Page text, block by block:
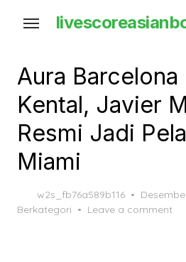
contentAura Barcelona
Kental, Javier
Resmi Jadi
Miami
w2s_fb76a589b116
Posted
on
Berkategori
Leave a comment